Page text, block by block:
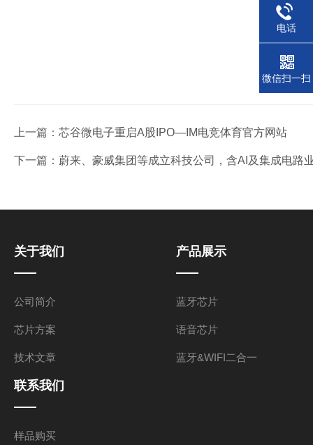
上一篇： 芯谷微电子重启A股IPO—IM电竞体育官方网站
下一篇： 蔚来、豪威集团等成立科技公司，含AI及集成电路
关于我们
公司简介
芯片方案
技术文章
产品展示
蓝牙芯片
语音芯片
蓝牙&WIFI二合一
联系我们
样品购买
电话
微信扫一扫